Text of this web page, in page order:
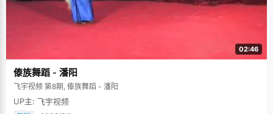
02:46
傣族舞蹈 - 潘阳
飞宇视频 第8期, 傣族舞蹈 - 潘阳
UP主: 飞宇视频